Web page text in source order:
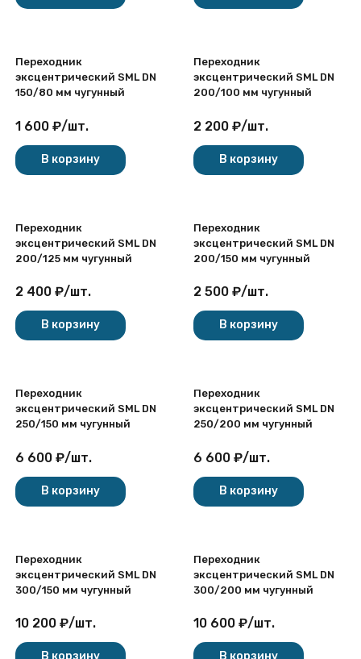
Переходник
эксцентрический SML DN
150/80 мм чугунный
1 600 ₽/шт.
В корзину
Переходник
эксцентрический SML DN
200/100 мм чугунный
2 200 ₽/шт.
В корзину
Переходник
эксцентрический SML DN
200/125 мм чугунный
2 400 ₽/шт.
В корзину
Переходник
эксцентрический SML DN
200/150 мм чугунный
2 500 ₽/шт.
В корзину
Переходник
эксцентрический SML DN
250/150 мм чугунный
6 600 ₽/шт.
В корзину
Переходник
эксцентрический SML DN
250/200 мм чугунный
6 600 ₽/шт.
В корзину
Переходник
эксцентрический SML DN
300/150 мм чугунный
10 200 ₽/шт.
В корзину
Переходник
эксцентрический SML DN
300/200 мм чугунный
10 600 ₽/шт.
В корзину